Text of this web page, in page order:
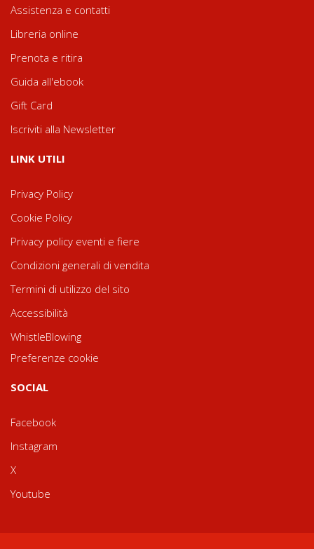
Assistenza e contatti
Libreria online
Prenota e ritira
Guida all'ebook
Gift Card
Iscriviti alla Newsletter
LINK UTILI
Privacy Policy
Cookie Policy
Privacy policy eventi e fiere
Condizioni generali di vendita
Termini di utilizzo del sito
Accessibilità
WhistleBlowing
Preferenze cookie
SOCIAL
Facebook
Instagram
X
Youtube